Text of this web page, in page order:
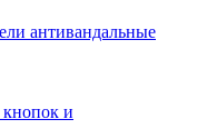
антивандальные
и